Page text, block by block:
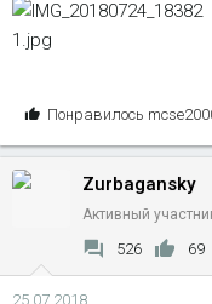
С
м
Понравилось
Zurbagansky
Активный
526 69
25.07.2018